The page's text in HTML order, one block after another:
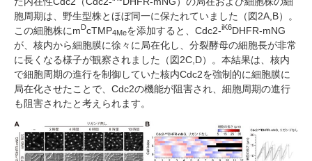
胞周期は、野生型株とほぼ同一に保たれていました（図2A,B）。
この細胞株にm DcTMP4Meを添加すると、 Cdc2-iK6DHFR-mNG
が、核内から細胞膜に徐々に局在化し、分裂酵母の細胞長が非常
に長くなる様子が観察されました（図2C,D）。本結果は、核内
で細胞周期の進行を制御していた核内Cdc2を強制的に細胞膜に
局在化させたことで、 Cdc2の機能が阻害され、細胞周期の進行
も阻害されたと考えられます。